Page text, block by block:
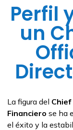
Perfil
un
La figura del
Financiero se ha
el éxito y la